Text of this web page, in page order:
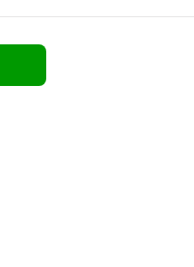
03:23